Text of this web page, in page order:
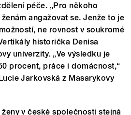
péče. „Pro někoho
angažovat se. Jenže to je
ne rovnost v soukromé
historička Denisa
univerzity. „Ve výsledku je
procent, práce i domácnost,“
Jarkovská z Masarykovy
v české společnosti stejná